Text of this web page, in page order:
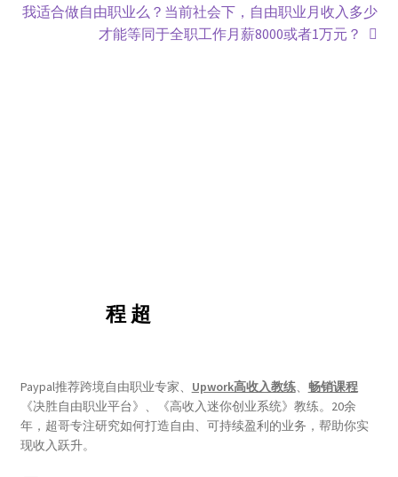
我适合做自由职业么？当前社会下，自由职业月收入多少
才能等同于全职工作月薪8000或者1万元？
程 超
Paypal推荐跨境自由职业专家、 Upwork高收入教练、 畅销课程
《决胜自由职业平台》、《高收入迷你创业系统》教练。20余
年，超哥专注研究如何打造自由、可持续盈利的业务，帮助你实
现收入跃升。